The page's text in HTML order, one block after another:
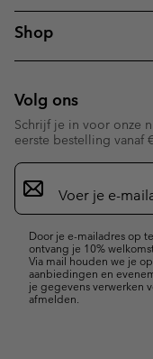
Shop
Volg ons
Schrijf je in voor onze
eerste bestelling vanaf
Aanmelden
voor
e-
Door je e-mailadres op
ontvang je 10%
Via mail houden we je
aanbiedingen en
je gegevens verwerken
afmelden.